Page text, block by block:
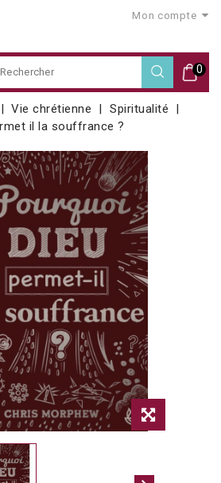
Mon compte
0
Vie chrétienne
Spiritualité
il la souffrance ?